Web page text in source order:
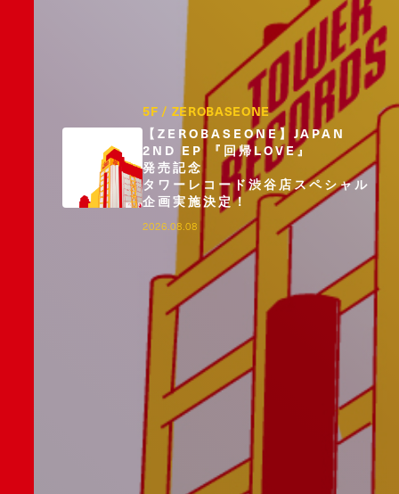
5F / ZEROBASEONE
【ZEROBASEONE】JAPAN
2ND EP 『回帰LOVE』
発売記念
タワーレコード渋谷店スペシャル
企画実施決定！
2026.08.08